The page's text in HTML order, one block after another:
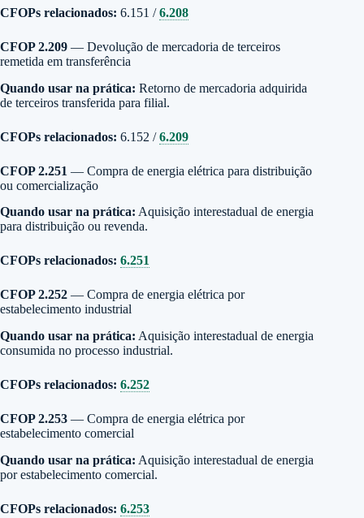
CFOPs relacionados: 6.151 /6.208
CFOP 2.209 — Devolução de mercadoria de terceiros
remetida em transferência
Quando usar na prática: Retorno de mercadoria adquirida
de terceiros transferida para filial.
CFOPs relacionados: 6.152 /6.209
CFOP 2.251 — Compra de energia elétrica para distribuição
ou comercialização
Quando usar na prática: Aquisição interestadual de energia
para distribuição ou revenda.
CFOPs relacionados: 6.251
CFOP 2.252 — Compra de energia elétrica por
estabelecimento industrial
Quando usar na prática: Aquisição interestadual de energia
consumida no processo industrial.
CFOPs relacionados: 6.252
CFOP 2.253 — Compra de energia elétrica por
estabelecimento comercial
Quando usar na prática: Aquisição interestadual de energia
por estabelecimento comercial.
CFOPs relacionados: 6.253